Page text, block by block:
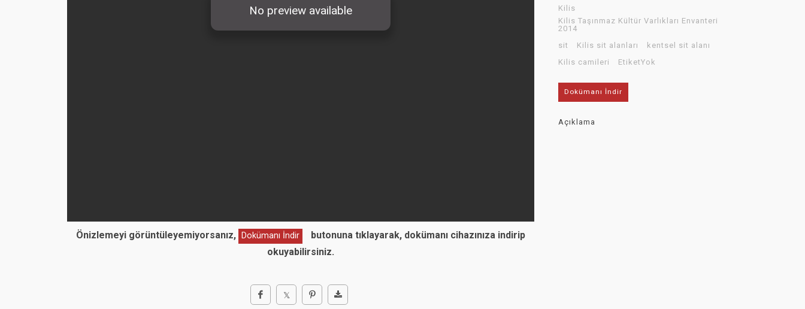
Önizlemeyi görüntüleyemiyorsanız, Dokümanı İndir
butonuna tıklayarak, dokümanı cihazınıza indirip
okuyabilirsiniz.
Kilis
Kilis Taşınmaz Kültür Varlıkları Envanteri
2014
sit
Kilis sit alanları
kentsel sit alanı
Kilis camileri
EtiketYok
Dokümanı İndir
Açıklama